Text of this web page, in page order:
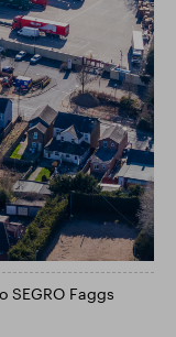
SEGRO Faggs